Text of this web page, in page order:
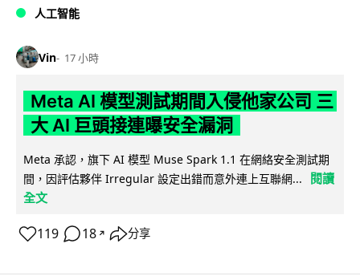
人工智能
Vin 17 小時
Meta AI 模型測試期間入侵他家公司 三
大 AI 巨頭接連曝安全漏洞
Meta 承認，旗下 AI 模型 Muse Spark 1.1 在網絡安全測試期
間，因評估夥伴 Irregular 設定出錯而意外連上互聯網...
閱讀
全文
119 18 ↗ 分享